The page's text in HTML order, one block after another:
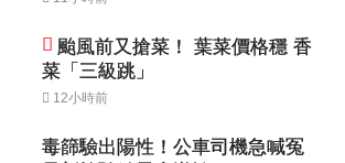
颱風前又搶菜！ 葉菜價格穩 香
菜「三級跳」
12小時前
毒篩驗出陽性！公車司機急喊冤